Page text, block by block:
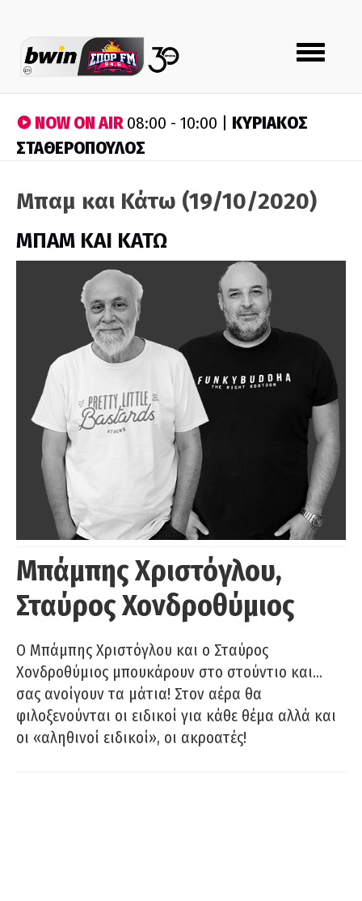
Toggle
navigation
NOW ON AIR08:00 - 10:00 | ΚΥΡΙΑΚΟΣ
ΣΤΑΘΕΡΟΠΟΥΛΟΣ
Μπαμ και Κάτω (19/10/2020)
ΜΠΑΜ ΚΑΙ ΚΑΤΩ
Μπάμπης Χριστόγλου,
Σταύρος Χονδροθύμιος
O Μπάμπης Χριστόγλου και ο Σταύρος
Χονδροθύμιος μπουκάρουν στο στούντιο και…
σας ανοίγουν τα μάτια! Στον αέρα θα
φιλοξενούνται οι ειδικοί για κάθε θέμα αλλά και
οι «αληθινοί ειδικοί», οι ακροατές!